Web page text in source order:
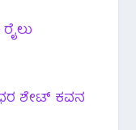
ಶೇಟ್ ಕವನ